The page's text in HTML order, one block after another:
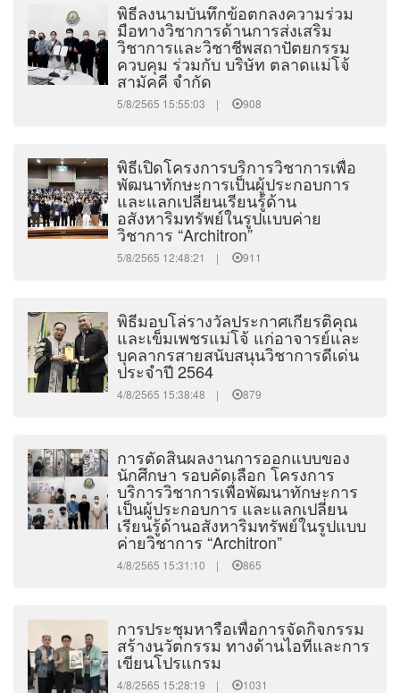
พิธีลงนามบันทึกข้อตกลงความร่วม
มือทางวิชาการด้านการส่งเสริม
วิชาการและวิชาชีพสถาปัตยกรรม
ควบคุม ร่วมกับ บริษัท ตลาดแม่โจ้
สามัคคี จำกัด
5/8/2565 15:55:03 | 908
พิธีเปิดโครงการบริการวิชาการเพื่อ
พัฒนาทักษะการเป็นผู้ประกอบการ
และแลกเปลี่ยนเรียนรู้ด้าน
อสังหาริมทรัพย์ในรูปแบบค่าย
วิชาการ “Architron”
5/8/2565 12:48:21 | 911
พิธีมอบโล่รางวัลประกาศเกียรติคุณ
และเข็มเพชรแม่โจ้ แก่อาจารย์และ
บุคลากรสายสนับสนุนวิชาการดีเด่น
ประจำปี 2564
4/8/2565 15:38:48 | 879
การตัดสินผลงานการออกแบบของ
นักศึกษา รอบคัดเลือก โครงการ
บริการวิชาการเพื่อพัฒนาทักษะการ
เป็นผู้ประกอบการ และแลกเปลี่ยน
เรียนรู้ด้านอสังหาริมทรัพย์ในรูปแบบ
ค่ายวิชาการ “Architron”
4/8/2565 15:31:10 | 865
การประชุมหารือเพื่อการจัดกิจกรรม
สร้างนวัตกรรม ทางด้านไอทีและการ
เขียนโปรแกรม
4/8/2565 15:28:19 | 1031